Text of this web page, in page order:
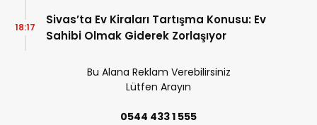
Sivas’ta Ev Kiraları Tartışma Konusu: Ev
Sahibi Olmak Giderek Zorlaşıyor
18:17
Bu Alana Reklam Verebilirsiniz
Lütfen Arayın
0544 433 1 555